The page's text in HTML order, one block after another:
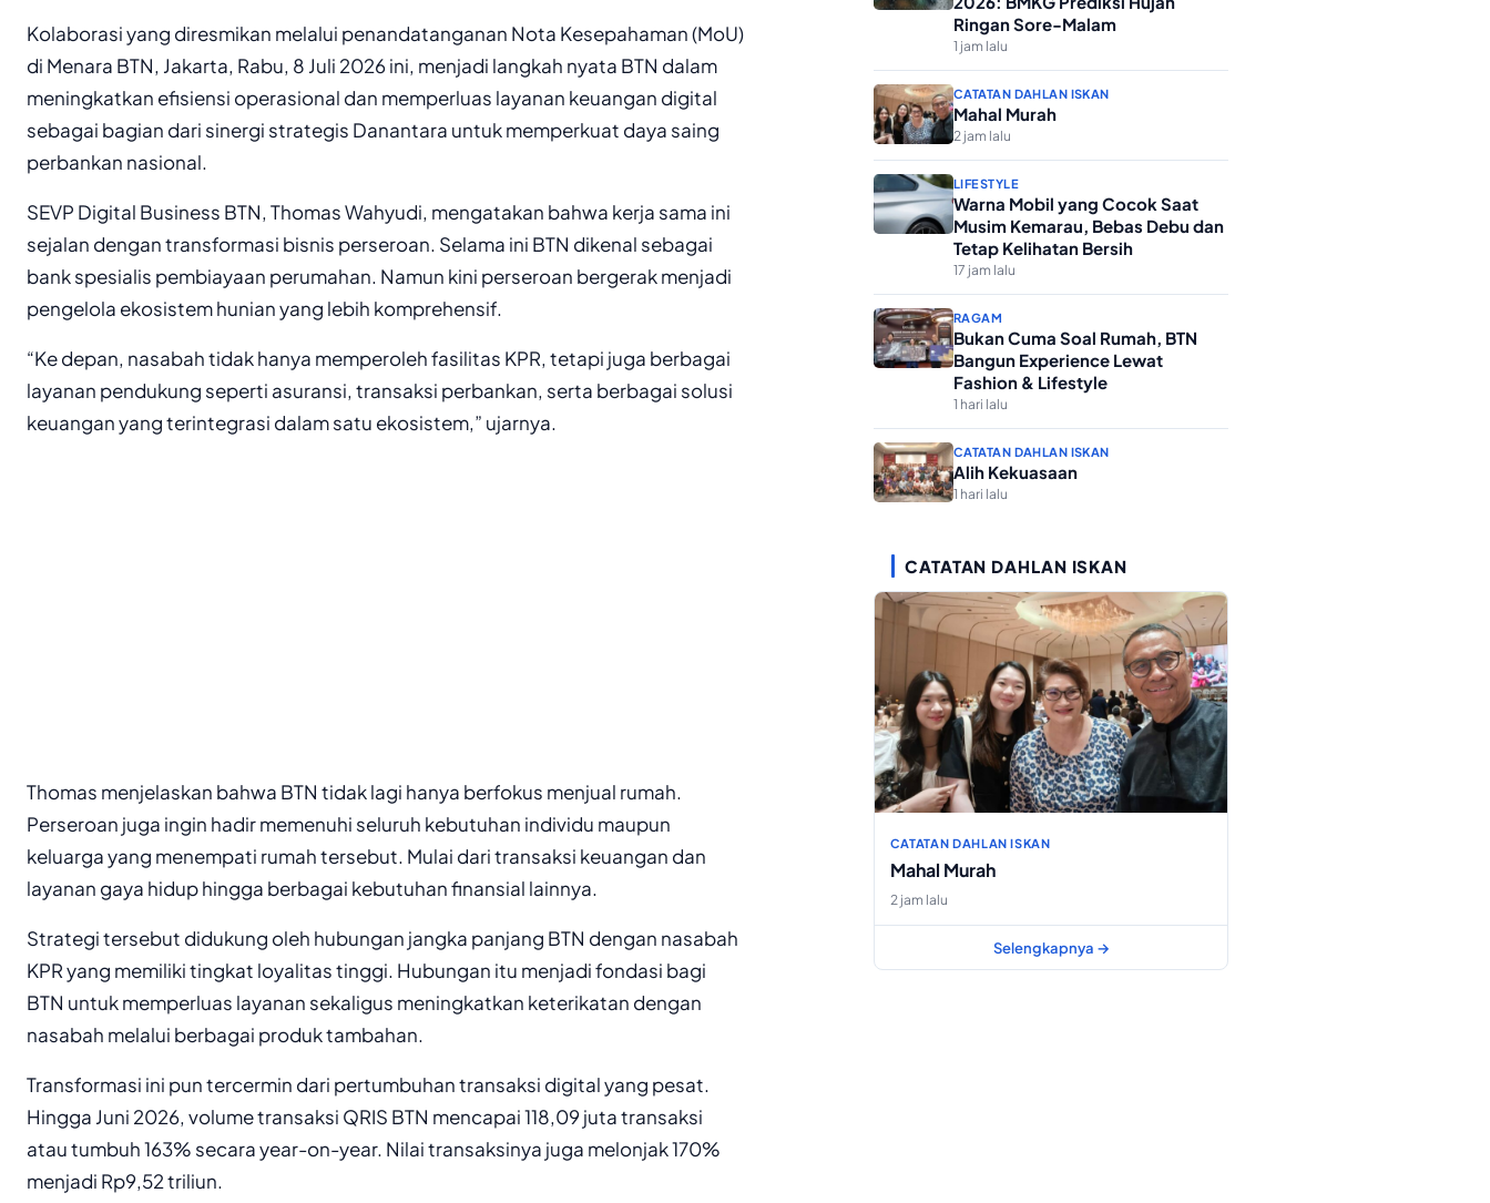
Kolaborasi yang diresmikan melalui penandatanganan Nota Kesepahaman (MoU)
di Menara BTN, Jakarta, Rabu, 8 Juli 2026 ini, menjadi langkah nyata BTN dalam
meningkatkan efisiensi operasional dan memperluas layanan keuangan digital
sebagai bagian dari sinergi strategis Danantara untuk memperkuat daya saing
perbankan nasional.
SEVP Digital Business BTN, Thomas Wahyudi, mengatakan bahwa kerja sama ini
sejalan dengan transformasi bisnis perseroan. Selama ini BTN dikenal sebagai
bank spesialis pembiayaan perumahan. Namun kini perseroan bergerak menjadi
pengelola ekosistem hunian yang lebih komprehensif.
“Ke depan, nasabah tidak hanya memperoleh fasilitas KPR, tetapi juga berbagai
layanan pendukung seperti asuransi, transaksi perbankan, serta berbagai solusi
keuangan yang terintegrasi dalam satu ekosistem,” ujarnya.
Thomas menjelaskan bahwa BTN tidak lagi hanya berfokus menjual rumah.
Perseroan juga ingin hadir memenuhi seluruh kebutuhan individu maupun
keluarga yang menempati rumah tersebut. Mulai dari transaksi keuangan dan
layanan gaya hidup hingga berbagai kebutuhan finansial lainnya.
Strategi tersebut didukung oleh hubungan jangka panjang BTN dengan nasabah
KPR yang memiliki tingkat loyalitas tinggi. Hubungan itu menjadi fondasi bagi
BTN untuk memperluas layanan sekaligus meningkatkan keterikatan dengan
nasabah melalui berbagai produk tambahan.
Transformasi ini pun tercermin dari pertumbuhan transaksi digital yang pesat.
Hingga Juni 2026, volume transaksi QRIS BTN mencapai 118,09 juta transaksi
atau tumbuh 163% secara year-on-year. Nilai transaksinya juga melonjak 170%
menjadi Rp9,52 triliun.
Ringan Sore-Malam
1 jam lalu
CATATAN DAHLAN ISKAN
Mahal Murah
2 jam lalu
LIFESTYLE
Warna Mobil yang Cocok Saat
Musim Kemarau, Bebas Debu dan
Tetap Kelihatan Bersih
17 jam lalu
RAGAM
Bukan Cuma Soal Rumah, BTN
Bangun Experience Lewat
Fashion & Lifestyle
1 hari lalu
CATATAN DAHLAN ISKAN
Alih Kekuasaan
1 hari lalu
CATATAN DAHLAN ISKAN
CATATAN DAHLAN ISKAN
Mahal Murah
2 jam lalu
Selengkapnya →